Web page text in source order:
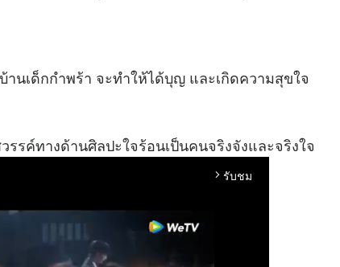
เด็กกำพร้า จะทำให้ได้บุญ และเกิดความสุขใจ
รค์ทางด้านศิลปะใจร้อนเป็นคนจริงจังและจริงใจ
arrow_forward_ios รับชม